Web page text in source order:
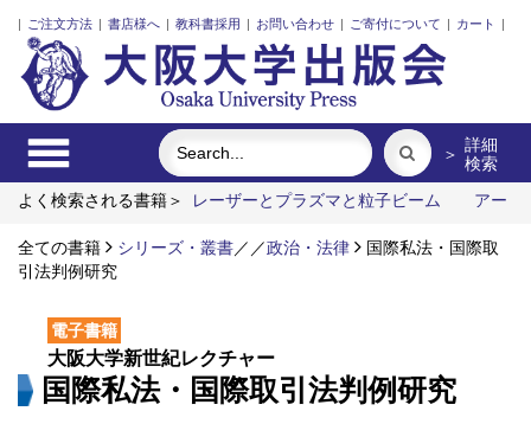
| ご注文方法 | 書店様へ | 教科書採用 | お問い合わせ | ご寄付について | カート |
＞ 詳細
検索
よく検索される書籍＞
レーザーとプラズマと粒子ビーム
アー
料電池要素材料・水素貯蔵材料の知的設計
〔オンデマンド版〕
対抗文化史
全ての書籍 シリーズ・叢書／ ／政治・法律
国際私法・国際取
引法判例研究
電子書籍
大阪大学新世紀レクチャー
国際私法・国際取引法判例研究